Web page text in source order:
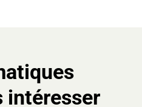
intéresser